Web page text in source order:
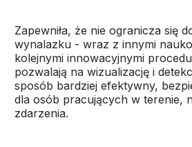
Zapewniła, że nie ogranicza się
wynalazku - wraz z innymi
kolejnymi innowacyjnymi
pozwalają na wizualizację i
sposób bardziej efektywny,
dla osób pracujących w terenie,
zdarzenia.